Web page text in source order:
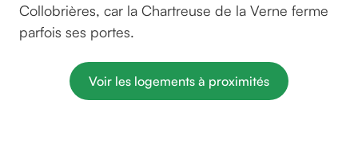
Collobrières, car la Chartreuse de la Verne ferme
parfois ses portes.
Voir les logements à proximités